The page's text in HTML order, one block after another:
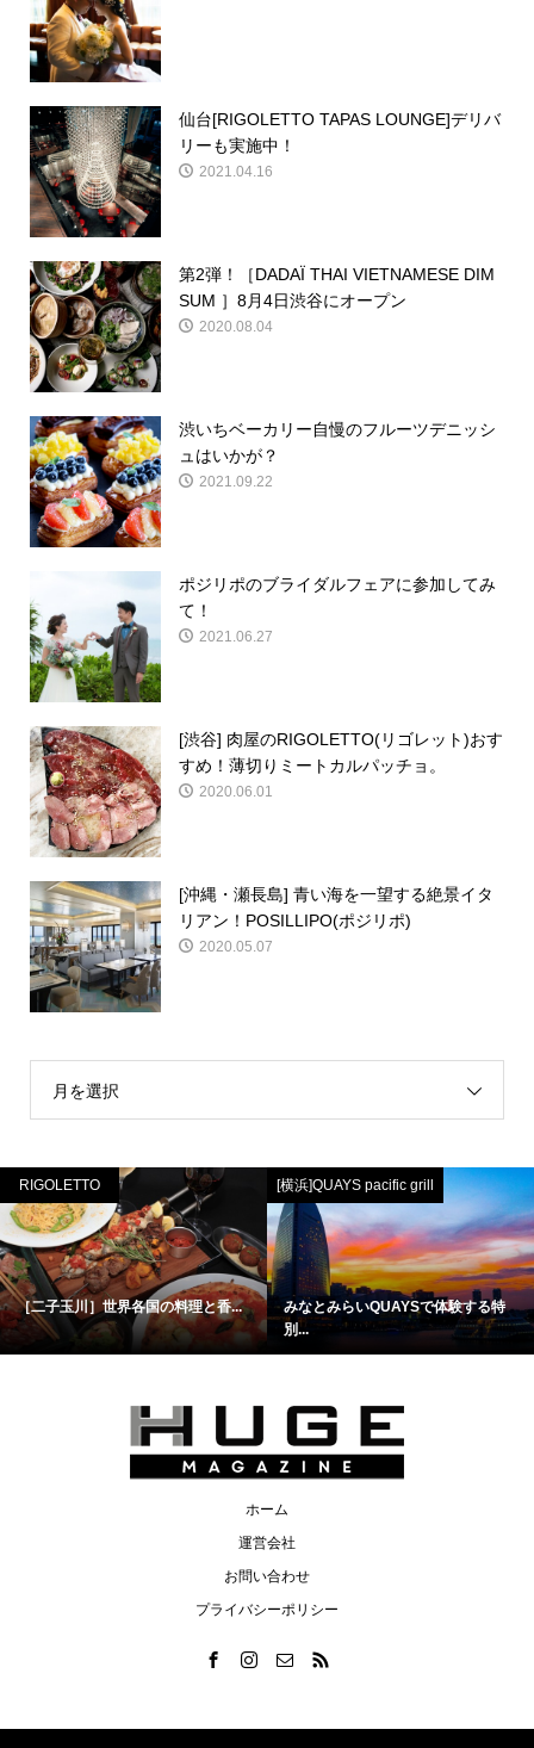
仙台[RIGOLETTO TAPAS LOUNGE]デリバ
リーも実施中！
2021.04.16
第2弾！［DADAÏ THAI VIETNAMESE DIM
SUM ］8月4日渋谷にオープン
2020.08.04
渋いちベーカリー自慢のフルーツデニッシ
ュはいかが？
2021.09.22
ポジリポのブライダルフェアに参加してみ
て！
2021.06.27
[渋谷] 肉屋のRIGOLETTO(リゴレット)おす
すめ！薄切りミートカルパッチョ。
2020.06.01
[沖縄・瀬長島] 青い海を一望する絶景イタ
リアン！POSILLIPO(ポジリポ)
2020.05.07
月を選択
RIGOLETTO
［二子玉川］世界各国の料理と香...
[横浜]QUAYS pacific grill
みなとみらいQUAYSで体験する特
別...
ホーム
運営会社
お問い合わせ
プライバシーポリシー